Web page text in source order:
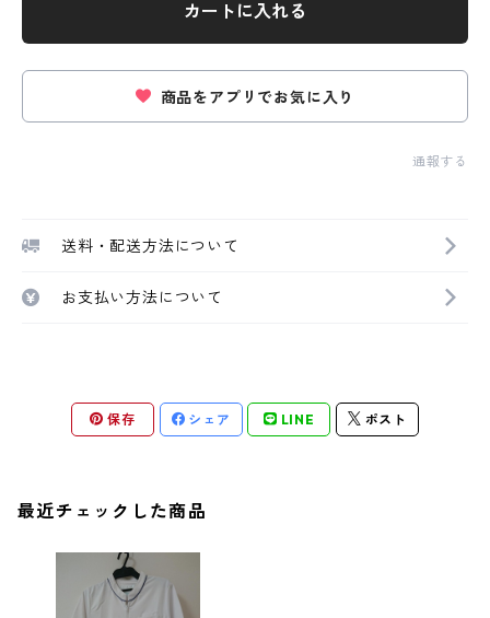
カートに入れる
商品をアプリでお気に入り
通報する
送料・配送方法について
お支払い方法について
保存 シェア LINE ポスト
最近チェックした商品